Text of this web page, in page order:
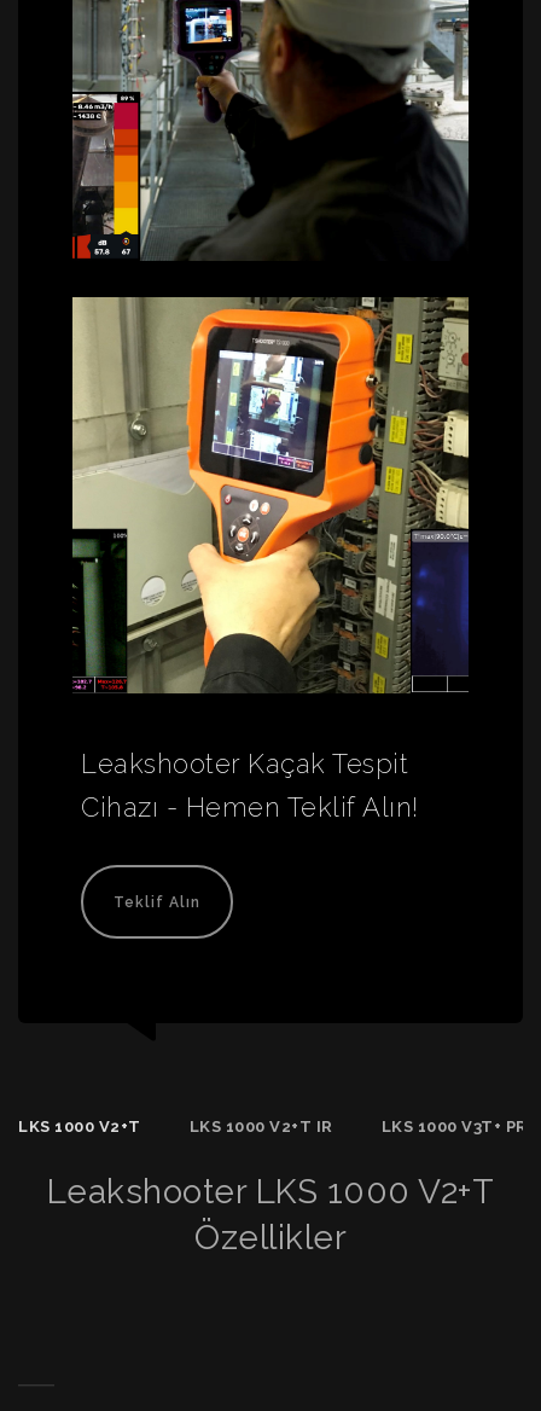
Leakshooter Kaçak Tespit
Cihazı - Hemen Teklif Alın!
Teklif Alın
LKS 1000 V2+T LKS 1000 V2+T IR LKS 1000 V3T+ PRO
Leakshooter LKS 1000 V2+T
Özellikler